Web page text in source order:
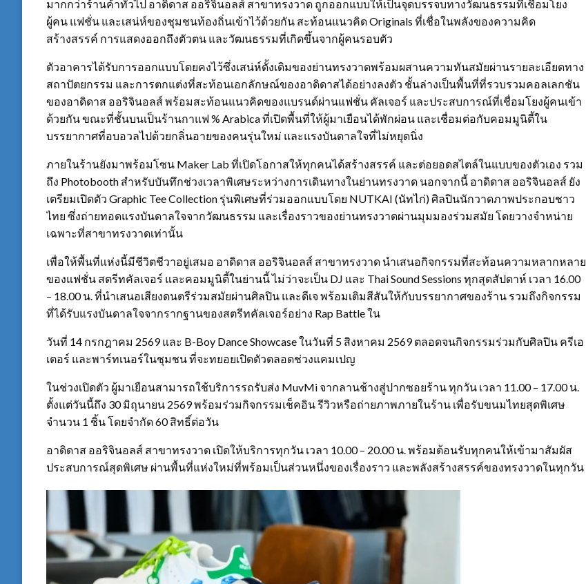
มากกว่าร้านค้าทั่วไป อาดิดาส ออริจินอลส์ สาขาทรงวาด ถูกออกแบบให้เป็นจุดบรรจบทางวัฒนธรรมที่เชื่อมโยง
ผู้คน แฟชั่น และเสน่ห์ของชุมชนท้องถิ่นเข้าไว้ด้วยกัน สะท้อนแนวคิด Originals ที่เชื่อในพลังของความคิด
สร้างสรรค์ การแสดงออกถึงตัวตน และวัฒนธรรมที่เกิดขึ้นจากผู้คนรอบตัว
ตัวอาคารได้รับการออกแบบโดยคงไว้ซึ่งเสน่ห์ดั้งเดิมของย่านทรงวาดพร้อมผสานความทันสมัยผ่านรายละเอียดทาง
สถาปัตยกรรม และการตกแต่งที่สะท้อนเอกลักษณ์ของอาดิดาสได้อย่างลงตัว ชั้นล่างเป็นพื้นที่ที่รวบรวมคอลเลกชัน
ของอาดิดาส ออริจินอลส์ พร้อมสะท้อนแนวคิดของแบรนด์ผ่านแฟชั่น คัลเจอร์ และประสบการณ์ที่เชื่อมโยงผู้คนเข้า
ด้วยกัน ขณะที่ชั้นบนเป็นร้านกาแฟ % Arabica ที่เปิดพื้นที่ให้ผู้มาเยือนได้พักผ่อน และเชื่อมต่อกับคอมมูนิตี้ใน
บรรยากาศที่อบอวลไปด้วยกลิ่นอายของคนรุ่นใหม่ และแรงบันดาลใจที่ไม่หยุดนิ่ง
ภายในร้านยังมาพร้อมโซน Maker Lab ที่เปิดโอกาสให้ทุกคนได้สร้างสรรค์ และต่อยอดสไตล์ในแบบของตัวเอง รวม
ถึง Photobooth สำหรับบันทึกช่วงเวลาพิเศษระหว่างการเดินทางในย่านทรงวาด นอกจากนี้ อาดิดาส ออริจินอลส์ ยัง
เตรียมเปิดตัว Graphic Tee Collection รุ่นพิเศษที่ร่วมออกแบบโดย NUTKAI (นัทไก่) ศิลปินนักวาดภาพประกอบชาว
ไทย ซึ่งถ่ายทอดแรงบันดาลใจจากวัฒนธรรม และเรื่องราวของย่านทรงวาดผ่านมุมมองร่วมสมัย โดยวางจำหน่าย
เฉพาะที่สาขาทรงวาดเท่านั้น
เพื่อให้พื้นที่แห่งนี้มีชีวิตชีวาอยู่เสมอ อาดิดาส ออริจินอลส์ สาขาทรงวาด นำเสนอกิจกรรมที่สะท้อนความหลากหลาย
ของแฟชั่น สตรีทคัลเจอร์ และคอมมูนิตี้ในย่านนี้ ไม่ว่าจะเป็น DJ และ Thai Sound Sessions ทุกสุดสัปดาห์ เวลา 16.00
– 18.00 น. ที่นำเสนอเสียงดนตรีร่วมสมัยผ่านศิลปิน และดีเจ พร้อมเติมสีสันให้กับบรรยากาศของร้าน รวมถึงกิจกรรม
ที่ได้รับแรงบันดาลใจจากรากฐานของสตรีทคัลเจอร์อย่าง Rap Battle ใน
วันที่ 14 กรกฎาคม 2569 และ B-Boy Dance Showcase ในวันที่ 5 สิงหาคม 2569 ตลอดจนกิจกรรมร่วมกับศิลปิน ครีเอ
เตอร์ และพาร์ทเนอร์ในชุมชน ที่จะทยอยเปิดตัวตลอดช่วงแคมเปญ
ในช่วงเปิดตัว ผู้มาเยือนสามารถใช้บริการรถรับส่ง MuvMi จากลานช้างสู่ปากซอยร้าน ทุกวัน เวลา 11.00 – 17.00 น.
ตั้งแต่วันนี้ถึง 30 มิถุนายน 2569 พร้อมร่วมกิจกรรมเช็คอิน รีวิวหรือถ่ายภาพภายในร้าน เพื่อรับขนมไทยสุดพิเศษ
จำนวน 1 ชิ้น โดยจำกัด 60 สิทธิ์ต่อวัน
อาดิดาส ออริจินอลส์ สาขาทรงวาด เปิดให้บริการทุกวัน เวลา 10.00 – 20.00 น. พร้อมต้อนรับทุกคนให้เข้ามาสัมผัส
ประสบการณ์สุดพิเศษ ผ่านพื้นที่แห่งใหม่ที่พร้อมเป็นส่วนหนึ่งของเรื่องราว และพลังสร้างสรรค์ของทรงวาดในทุกวัน